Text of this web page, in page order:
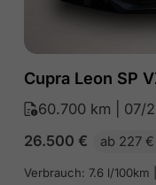
Cupra Leon SP
60.700 km | 07/
26.500 € ab 227
Verbrauch: 7.6 l/100km